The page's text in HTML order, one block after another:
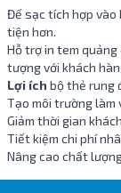
Đế sạc tích hợp vào
tiện hơn.
Hỗ trợ in tem
tượng với khách
Lợi ích bộ thẻ rung
Tạo môi trường làm
Giảm thời gian
Tiết kiệm chi phí
Nâng cao chất